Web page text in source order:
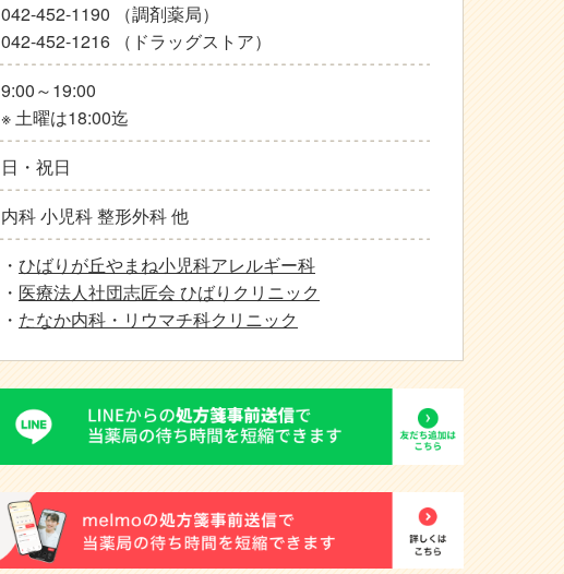
042-452-1190 （調剤薬局）
042-452-1216 （ドラッグストア）
9:00～19:00
※ 土曜は18:00迄
日・祝日
内科 小児科 整形外科 他
・ ひばりが丘やまね小児科アレルギー科
・ 医療法人社団志匠会 ひばりクリニック
・ たなか内科・リウマチ科クリニック